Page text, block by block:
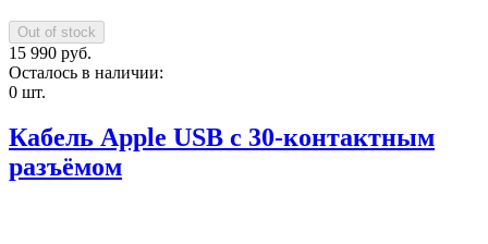
15 990 руб.
Осталось в наличии:
0 шт.
Кабель Apple USB с 30-контактным
разъёмом